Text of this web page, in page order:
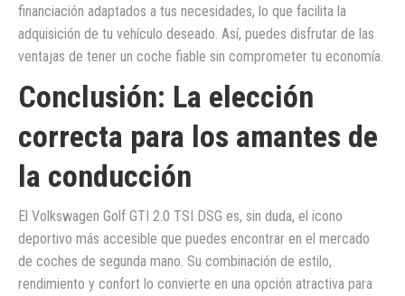
financiación adaptados a tus necesidades, lo que facilita la
adquisición de tu vehículo deseado. Así, puedes disfrutar de las
ventajas de tener un coche fiable sin comprometer tu economía.
Conclusión: La elección
correcta para los amantes de
la conducción
El Volkswagen Golf GTI 2.0 TSI DSG es, sin duda, el icono
deportivo más accesible que puedes encontrar en el mercado
de coches de segunda mano. Su combinación de estilo,
rendimiento y confort lo convierte en una opción atractiva para